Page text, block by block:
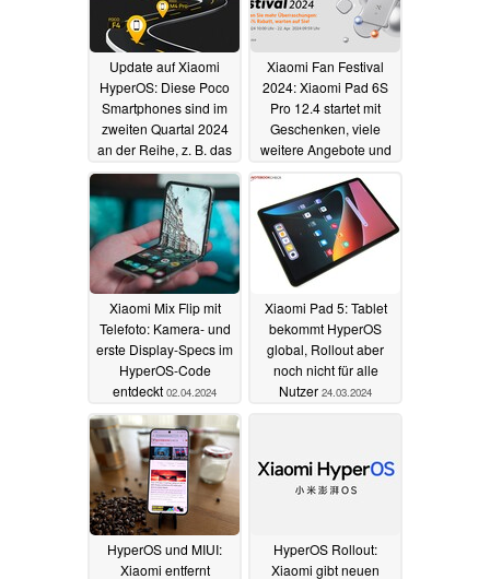
Update auf Xiaomi
HyperOS: Diese Poco
Smartphones sind im
zweiten Quartal 2024
an der Reihe, z. B. das
Poco F403.04.2024
Xiaomi Fan Festival
2024: Xiaomi Pad 6S
Pro 12.4 startet mit
Geschenken, viele
weitere Angebote und
Xiaomi Mix Flip mit
Telefoto: Kamera- und
erste Display-Specs im
HyperOS-Code
entdeckt 02.04.2024
Xiaomi Pad 5: Tablet
bekommt HyperOS
global, Rollout aber
noch nicht für alle
Nutzer 24.03.2024
HyperOS und MIUI:
Xiaomi entfernt
HyperOS Rollout:
Xiaomi gibt neuen